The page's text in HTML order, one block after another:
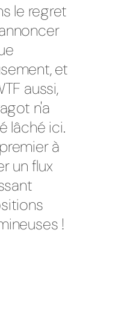
le regret
et
aussi,
n'a
lâché ici.
à
un flux
!